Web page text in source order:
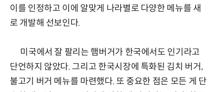
이를 인정하고 이에 알맞게 나라별로 다양한 메뉴를 새
로 개발해 선보인다.
미국에서 잘 팔리는 햄버거가 한국에서도 인기라고
단언하지 않았다. 그리고 한국시장에 특화된 김치 버거,
불고기 버거 메뉴를 마련했다. 또 중요한 점은 모든 게 단